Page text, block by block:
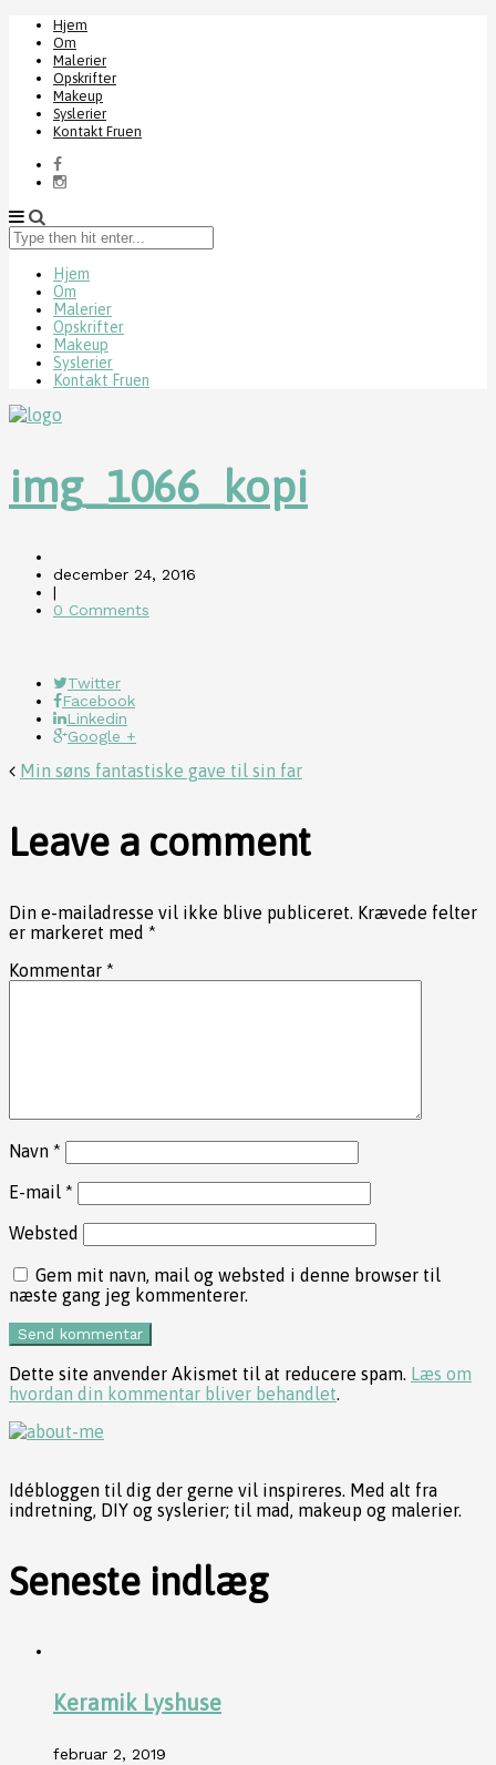
Hjem
Om
Malerier
Opskrifter
Makeup
Syslerier
Kontakt Fruen
Type
then
enter...
Hjem
Om
Malerier
Opskrifter
Makeup
Syslerier
Kontakt Fruen
img_1066_kopi
december 24, 2016
|
0 Comments
Twitter
Facebook
Linkedin
Google +
Min søns fantastiske gave til sin far
Leave a comment
Din e-mailadresse vil ikke blive publiceret. Krævede felter
er markeret med *
Kommentar *
Navn *
E-mail *
Websted
Gem mit navn, mail og websted i denne browser til
næste gang jeg kommenterer.
Dette site anvender Akismet til at reducere spam. Læs om
hvordan din kommentar bliver behandlet.
Idébloggen til dig der gerne vil inspireres. Med alt fra
indretning, DIY og syslerier; til mad, makeup og malerier.
Seneste indlæg
Keramik Lyshuse
februar 2, 2019